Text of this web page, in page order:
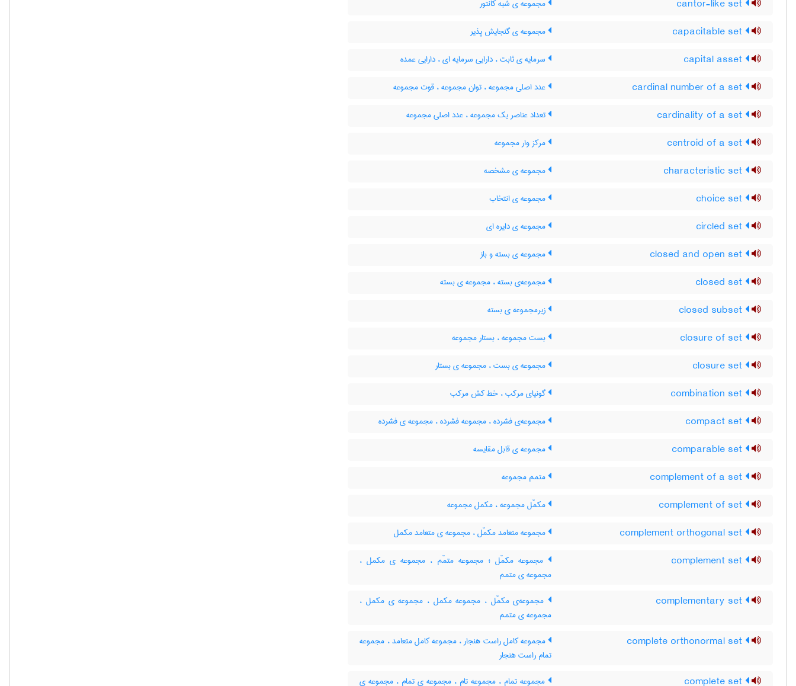
مجموعه ی شبه کانتور
مجموعه ی گنجایش پذیر
سرمایه ی ثابت ، دارایی سرمایه ای ، دارایی عمده
عدد اصلی مجموعه ، توان مجموعه ، قوت مجموعه
تعداد عناصر یک مجموعه ، عدد اصلی مجموعه
مرکز وار مجموعه
مجموعه ی مشخصه
مجموعه ی انتخاب
مجموعه ی دایره ای
مجموعه ی بسته و باز
مجموعه‌ی بسته ، مجموعه ی بسته
زیرمجموعه ی بسته
بست مجموعه ، بستار مجموعه
مجموعه ی بست ، مجموعه ی بستار
گونیای مرکب ، خط کش مرکب
مجموعه‌ی فشرده ، مجموعه فشرده ، مجموعه ی فشرده
مجموعه ی قابل مقایسه
متمم مجموعه
مکمّل مجموعه ، مکمل مجموعه
مجموعه متعامد مکمّل ، مجموعه ی متعامد مکمل
مجموعه مکمّل ؛ مجموعه متمّم ، مجموعه ی مکمل ،
مجموعه ی متمم
مجموعه‌ی مکمّل ، مجموعه مکمل ، مجموعه ی مکمل ،
مجموعه ی متمم
مجموعه کامل راست هنجار ، مجموعه کامل متعامد ، مجموعه
تمام راست هنجار
مجموعه تمام ، مجموعه تام ، مجموعه ی تمام ، مجموعه ی